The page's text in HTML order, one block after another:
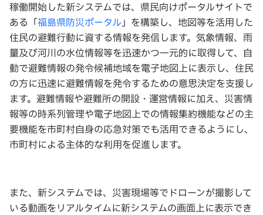
稼働開始した新システムでは、県民向けポータルサイトで
ある「福島県防災ポータル」を構築し、地図等を活用した
住民の避難行動に資する情報を発信します。気象情報、雨
量及び河川の水位情報等を迅速かつ一元的に取得して、自
動で避難情報の発令候補地域を電子地図上に表示し、住民
の方に迅速に避難情報を発令するための意思決定を支援し
ます。避難情報や避難所の開設・運営情報に加え、災害情
報等の時系列管理や電子地図上での情報集約機能などの主
要機能を市町村自身の応急対策でも活用できるようにし、
市町村による主体的な利用を促進します。
また、新システムでは、災害現場等でドローンが撮影して
いる動画をリアルタイムに新システムの画面上に表示でき